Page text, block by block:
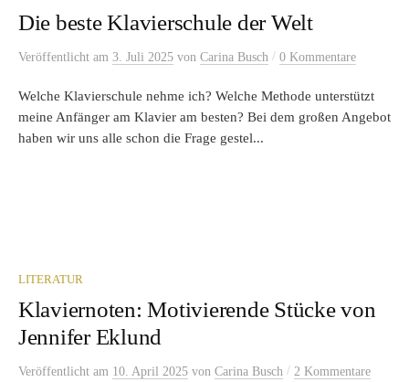
Die beste Klavierschule der Welt
Veröffentlicht am 3. Juli 2025 von Carina Busch / 0 Kommentare
Welche Klavierschule nehme ich? Welche Methode unterstützt
meine Anfänger am Klavier am besten? Bei dem großen Angebot
haben wir uns alle schon die Frage gestel...
LITERATUR
Klaviernoten: Motivierende Stücke von
Jennifer Eklund
Veröffentlicht am 10. April 2025 von Carina Busch / 2 Kommentare